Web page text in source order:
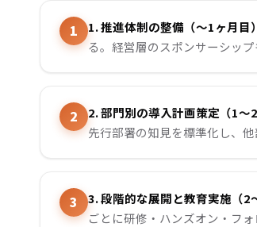
1. 推進体制の整備（〜1ヶ月目）
る。経営層のスポンサーシッ
2. 部門別の導入計画策定（1〜2
先行部署の知見を標準化し、
3. 段階的な展開と教育実施（2
ごとに研修・ハンズオン・フ